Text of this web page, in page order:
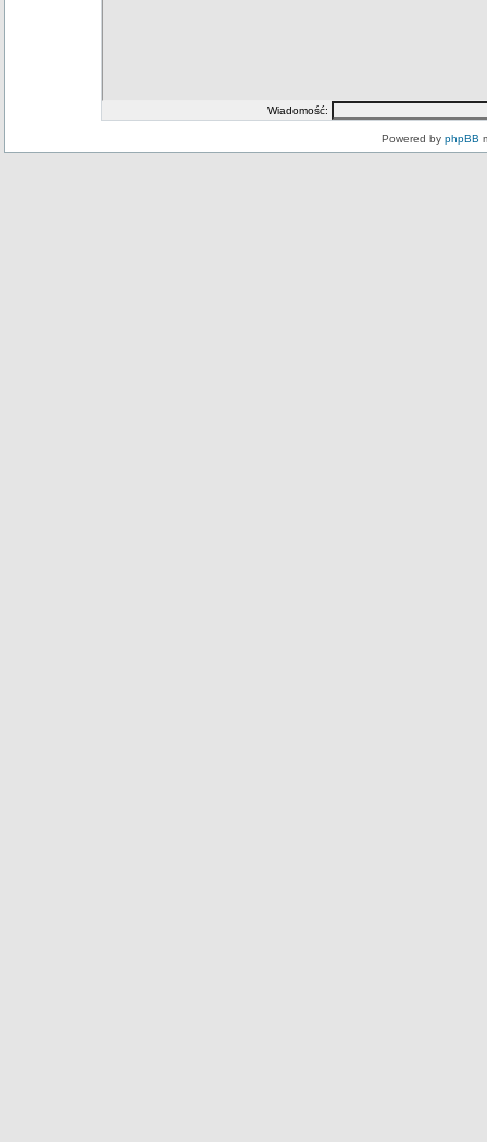
Wiadomość:
Powered by phpBB